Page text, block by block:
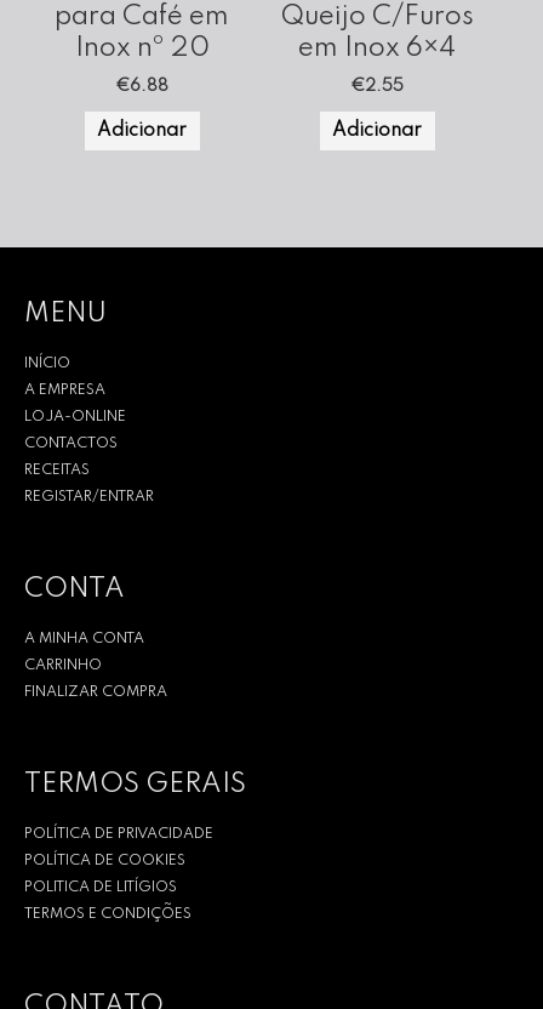
para Café em
Inox nº 20
€6.88
Adicionar
Queijo C/Furos
em Inox 6×4
€2.55
Adicionar
MENU
INÍCIO
A EMPRESA
LOJA-ONLINE
CONTACTOS
RECEITAS
REGISTAR/ENTRAR
CONTA
A MINHA CONTA
CARRINHO
FINALIZAR COMPRA
TERMOS GERAIS
POLÍTICA DE PRIVACIDADE
POLÍTICA DE COOKIES
POLITICA DE LITÍGIOS
TERMOS E CONDIÇÕES